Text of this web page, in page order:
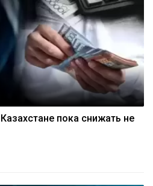
пока снижать не